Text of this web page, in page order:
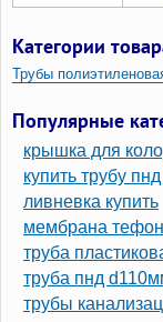
Категории
Трубы
Трубы ПНД
Трубы ПНД 32 и
Трубы ПНД 150
Трубы ПВХ 32 для
Трубы для
Популярные
крышка для
купить трубу
ливневка купить
мембрана
труба
труба пнд
трубы